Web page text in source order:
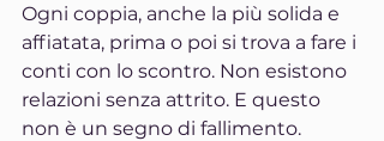
Ogni coppia, anche la più solida e
affiatata, prima o poi si trova a fare i
conti con lo scontro. Non esistono
relazioni senza attrito. E questo
non è un segno di fallimento.